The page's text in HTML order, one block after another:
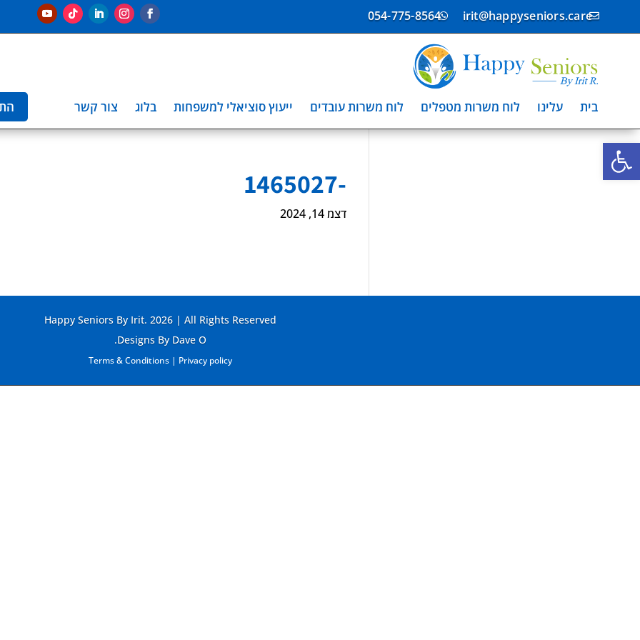
פתח סרגל נגישות

irit@happyseniors.care

054-775-8564
בית עלינו לוח משרות מטפלים לוח משרות עובדים ייעוץ סוציאלי למשפחות בלוג צור קשר
-1465027
דצמ 14, 2024
Happy Seniors By Irit. 2026 | All Rights Reserved
Designs By Dave O.
Terms & Conditions| Privacy policy